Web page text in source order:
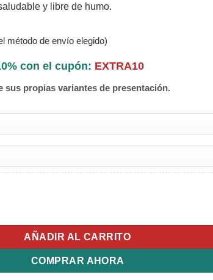
y libre de humo.
método de envío elegido)
con el cupón: EXTRA10
sus propias variantes de presentación.
AÑADIR AL CARRITO
COMPRAR AHORA